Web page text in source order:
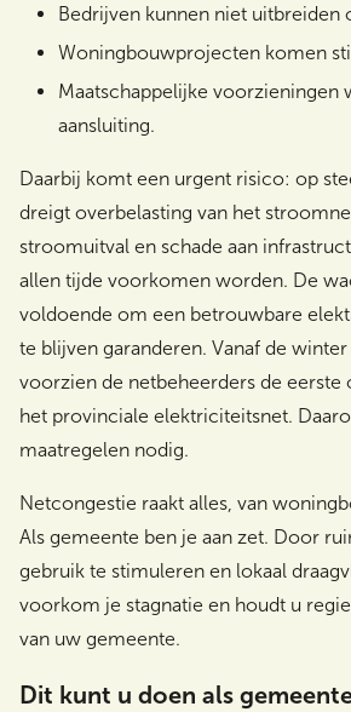
Bedrijven kunnen niet uitbreiden
Woningbouwprojecten komen
Maatschappelijke voorzieningen
aansluiting.
Daarbij komt een urgent risico: op
dreigt overbelasting van het
stroomuitval en schade aan
allen tijde voorkomen worden. De
voldoende om een betrouwbare
te blijven garanderen. Vanaf de
voorzien de netbeheerders de eerste
het provinciale elektriciteitsnet.
maatregelen nodig.
Netcongestie raakt alles, van
Als gemeente ben je aan zet. Door
gebruik te stimuleren en lokaal
voorkom je stagnatie en houdt u
van uw gemeente.
Dit kunt u doen als